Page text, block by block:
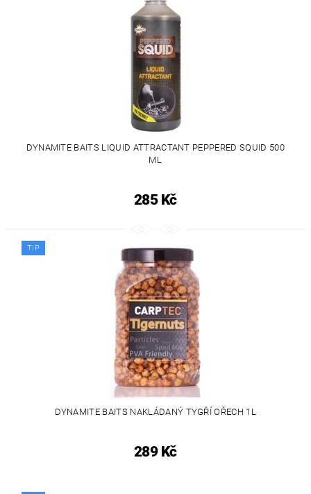
DYNAMITE BAITS LIQUID ATTRACTANT PEPPERED SQUID 500
ML
285 Kč
TIP
DYNAMITE BAITS NAKLÁDANÝ TYGŘÍ OŘECH 1L
289 Kč